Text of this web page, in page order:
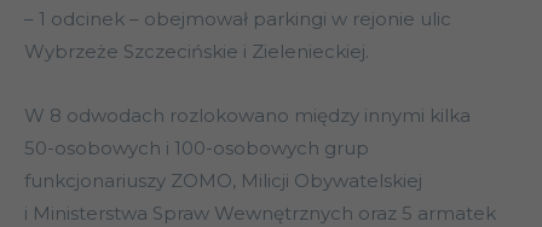
– 1 odcinek – obejmował parkingi w rejonie ulic
Wybrzeże Szczecińskie i Zielenieckiej.
W 8 odwodach rozlokowano między innymi kilka
50-osobowych i 100-osobowych grup
funkcjonariuszy ZOMO, Milicji Obywatelskiej
i Ministerstwa Spraw Wewnętrznych oraz 5 armatek